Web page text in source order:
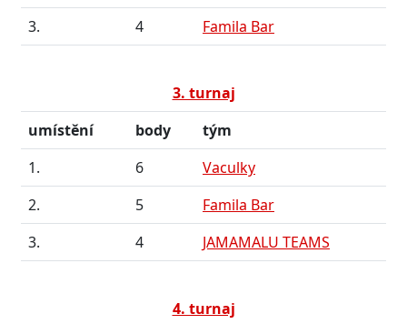
3.
4 Famila Bar
3. turnaj
umístění
body
tým
1.
6
Vaculky
2.
5
Famila Bar
3.
4 JAMAMALU TEAMS
4. turnaj